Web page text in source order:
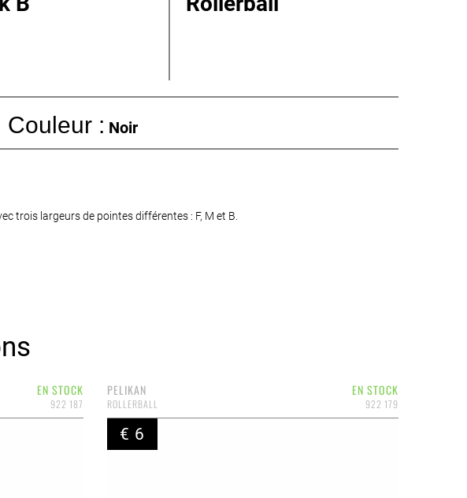
Couleur : Noir
trois largeurs de pointes différentes : F, M et B.
EN STOCK
922 187
EN STOCK
PELIKAN
922 179
ROLLERBALL
€ 6